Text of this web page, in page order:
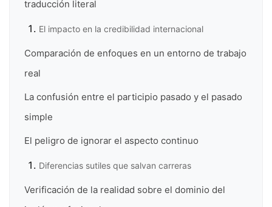
traducción literal
El impacto en la credibilidad internacional
Comparación de enfoques en un entorno de trabajo
real
La confusión entre el participio pasado y el pasado
simple
El peligro de ignorar el aspecto continuo
Diferencias sutiles que salvan carreras
Verificación de la realidad sobre el dominio del